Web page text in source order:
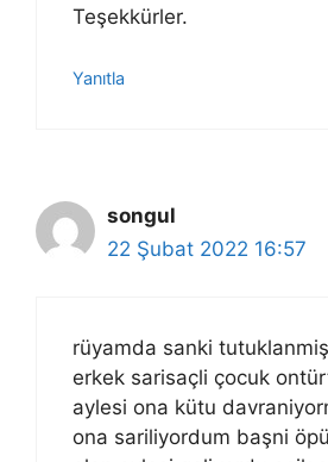
Teşekkürler.
Yanıtla
songul
22 Şubat 2022 16:57
rüyamda sanki
erkek sarisaçli çocuk
aylesi ona kütu
ona sariliyordum başni